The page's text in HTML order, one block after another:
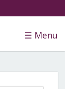
☰ Menu